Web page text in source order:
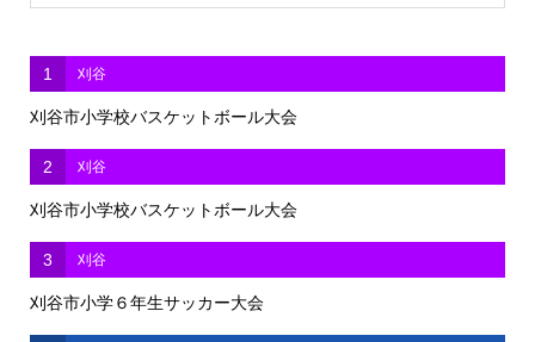
1 刈谷
刈谷市小学校バスケットボール大会
2 刈谷
刈谷市小学校バスケットボール大会
3 刈谷
刈谷市小学６年生サッカー大会